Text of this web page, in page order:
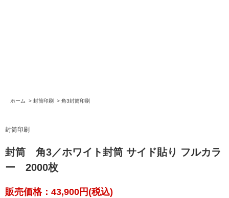
ホーム > 封筒印刷 > 角3封筒印刷
封筒印刷
封筒 角3／ホワイト封筒 サイド貼り フルカラ
ー 2000枚
販売価格：43,900円(税込)